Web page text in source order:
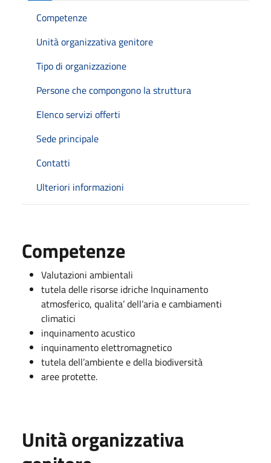
Competenze
Unità organizzativa genitore
Tipo di organizzazione
Persone che compongono la struttura
Elenco servizi offerti
Sede principale
Contatti
Ulteriori informazioni
Competenze
Valutazioni ambientali
tutela delle risorse idriche Inquinamento
atmosferico, qualita’ dell’aria e cambiamenti
climatici
inquinamento acustico
inquinamento elettromagnetico
tutela dell’ambiente e della biodiversità
aree protette.
Unità organizzativa